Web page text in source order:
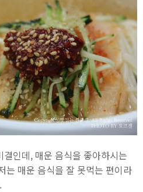
인데, 매운 음식을 좋아하시는
는 매운 음식을 잘 못먹는 편이라